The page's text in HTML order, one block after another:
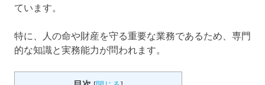
ています。
特に、人の命や財産を守る重要な業務であるため、専門
的な知識と実務能力が問われます。